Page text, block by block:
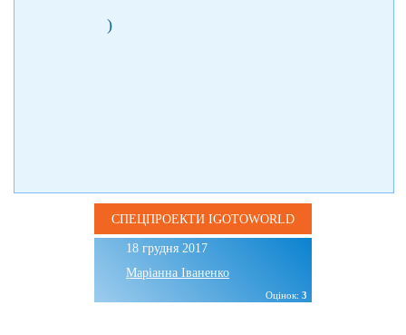
)
СПЕЦПРОЕКТИ IGOTOWORLD
18 грудня 2017
Маріанна Іваненко
Оцінок: 3